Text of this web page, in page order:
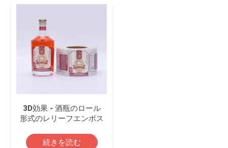
3D効果 - 酒瓶のロール
形式のレリーフエンボス
続きを読む